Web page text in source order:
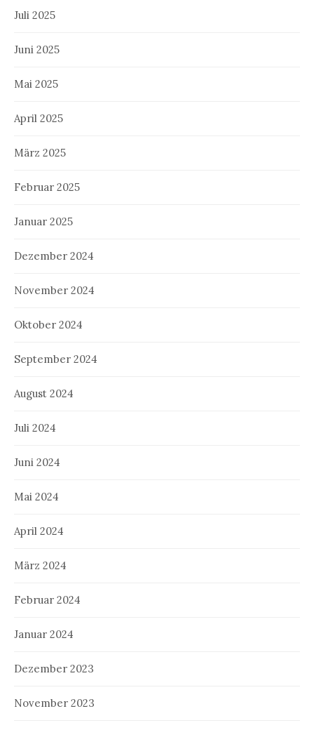
Juli 2025
Juni 2025
Mai 2025
April 2025
März 2025
Februar 2025
Januar 2025
Dezember 2024
November 2024
Oktober 2024
September 2024
August 2024
Juli 2024
Juni 2024
Mai 2024
April 2024
März 2024
Februar 2024
Januar 2024
Dezember 2023
November 2023